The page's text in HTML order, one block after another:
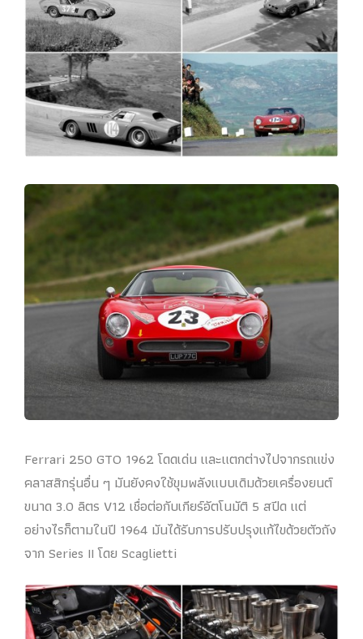
Ferrari 250 GTO 1962 โดดเด่น และแตกต่างไปจากรถแข่ง
คลาสสิกรุ่นอื่น ๆ มันยังคงใช้ขุมพลังแบบเดิมด้วยเครื่องยนต์
ขนาด 3.0 ลิตร V12 เชื่อต่อกับเกียร์อัตโนมัติ 5 สปีด แต่
อย่างไรก็ตามในปี 1964 มันได้รับการปรับปรุงแก้ไขด้วยตัวถัง
จาก Series II โดย Scaglietti